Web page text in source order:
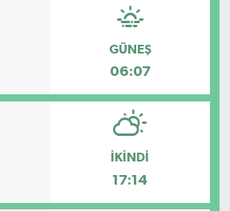
GÜNEŞ
06:07
İKINDI
17:14